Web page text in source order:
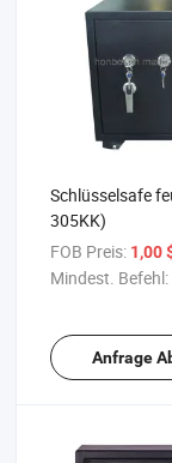
Schlüsselsafe
305KK)
FOB Preis: 1,00
Mindest. Befehl:
Anfrage